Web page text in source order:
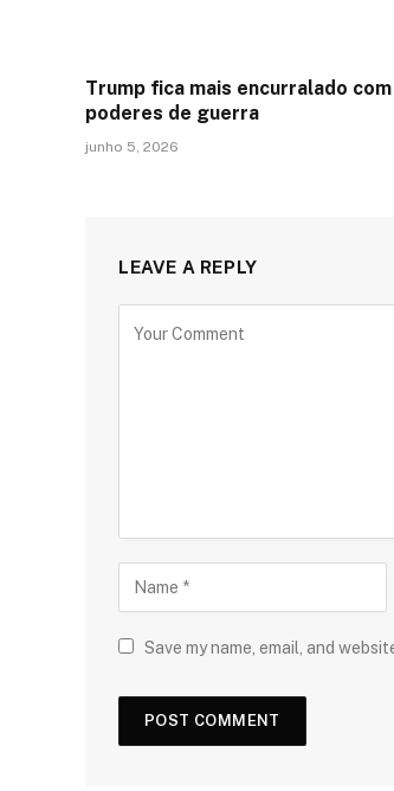
Trump fica mais encurralado
poderes de guerra
junho 5, 2026
LEAVE A REPLY
Save my name, email, and